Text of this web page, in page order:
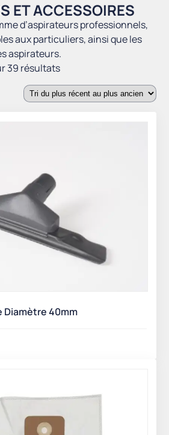
ET ACCESSOIRES
d’aspirateurs professionnels,
aux particuliers, ainsi que les
aspirateurs.
39 résultatsTrié
du
plus
40mm